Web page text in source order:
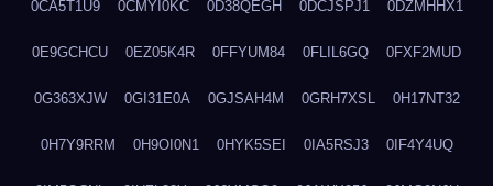
0CA5T1U9 0CMYI0KC 0D38QEGH 0DCJSPJ1 0DZMHHX1
0E9GCHCU 0EZ05K4R 0FFYUM84 0FLIL6GQ 0FXF2MUD
0G363XJW 0GI31E0A 0GJSAH4M 0GRH7XSL 0H17NT32
0H7Y9RRM 0H9OI0N1 0HYK5SEI 0IA5RSJ3 0IF4Y4UQ